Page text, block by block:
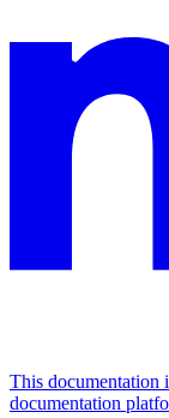
This documentation
documentation